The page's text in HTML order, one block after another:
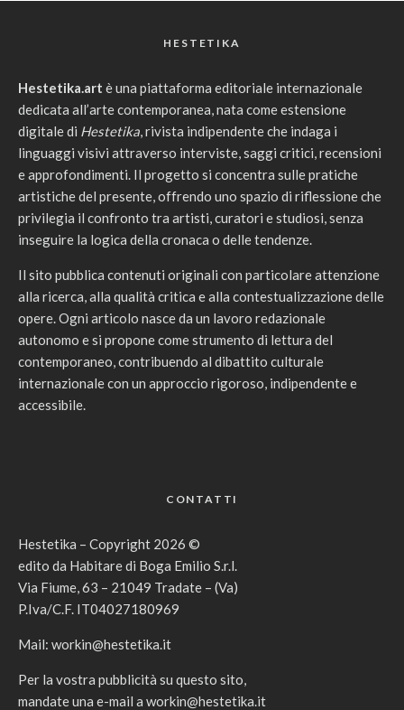
HESTETIKA
Hestetika.art è una piattaforma editoriale internazionale
dedicata all’arte contemporanea, nata come estensione
digitale di Hestetika , rivista indipendente che indaga i
linguaggi visivi attraverso interviste, saggi critici, recensioni
e approfondimenti. Il progetto si concentra sulle pratiche
artistiche del presente, offrendo uno spazio di riflessione che
privilegia il confronto tra artisti, curatori e studiosi, senza
inseguire la logica della cronaca o delle tendenze.
Il sito pubblica contenuti originali con particolare attenzione
alla ricerca, alla qualità critica e alla contestualizzazione delle
opere. Ogni articolo nasce da un lavoro redazionale
autonomo e si propone come strumento di lettura del
contemporaneo, contribuendo al dibattito culturale
internazionale con un approccio rigoroso, indipendente e
accessibile.
CONTATTI
Hestetika – Copyright 2026 ©
edito da Habitare di Boga Emilio S.r.l.
Via Fiume, 63 – 21049 Tradate – (Va)
P.Iva/C.F. IT04027180969
Mail: workin@hestetika.it
Per la vostra pubblicità su questo sito,
mandate una e-mail a workin@hestetika.it